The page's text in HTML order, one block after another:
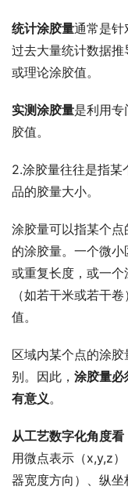
统计涂胶量通常是针
过去大量统计数据
或理论涂胶值。
实测涂胶量是利用
胶值。
2.涂胶量往往是指某
品的胶量大小。
涂胶量可以指某个
的涂胶量。一个微
或重复长度，或一
（如若干米或若干
值。
区域内某个点的涂
别。因此， 涂胶量必
有意义。
从工艺数字化角度看
用微点表示（x,y,z
器宽度方向）、纵